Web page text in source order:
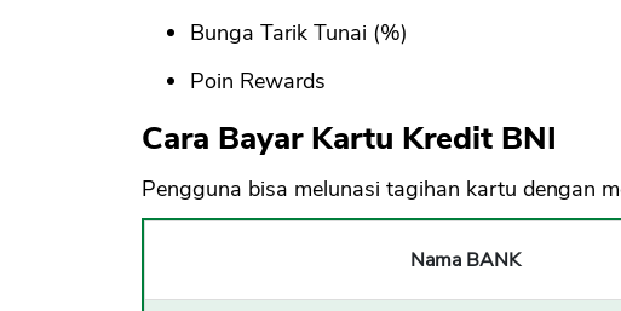
Bunga Tarik Tunai (%)
Poin Rewards
Cara Bayar Kartu Kredit BNI
Pengguna bisa melunasi tagihan kartu dengan
Nama BANK